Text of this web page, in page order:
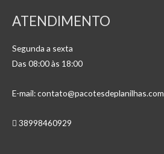
ATENDIMENTO
Segunda a sexta
Das 08:00 às 18:00
E-mail: contato@pacotesdeplanilhas.com
38998460929